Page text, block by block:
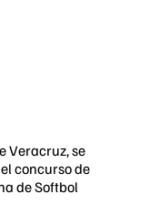
Veracruz, se
concurso de
de Softbol